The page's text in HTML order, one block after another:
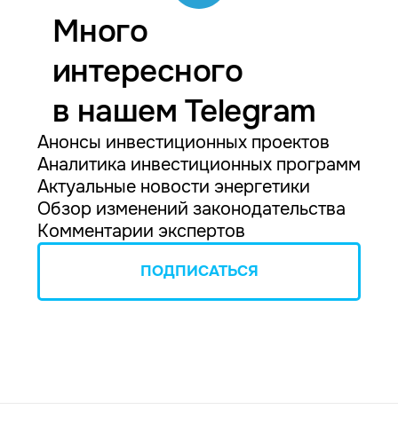
Много
интересного
в нашем Telegram
Анонсы инвестиционных проектов
Аналитика инвестиционных программ
Актуальные новости энергетики
Обзор изменений законодательства
Комментарии экспертов
ПОДПИСАТЬСЯ